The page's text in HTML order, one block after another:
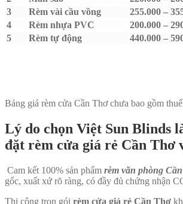
3
Rèm vài cầu vồng
255.000 –
4
Rèm nhựa PVC
200.000 –
5
Rèm tự động 440.000 –
Bảng giá rèm cửa Cần Thơ chưa bao gồm
Lý do chọn Việt Sun Blinds
đặt rèm cửa giá rẻ Cần Thơ
Cam kết 100% sản phẩm rèm văn phòng
gốc, xuất xứ rõ ràng, có đầy đủ chứng nhận
Thi công trọn gói rèm cửa giá rẻ Cần Thơ